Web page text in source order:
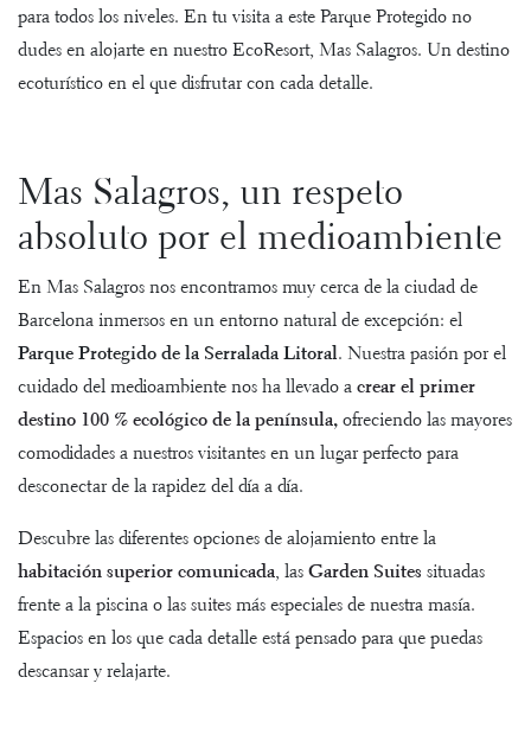
para todos los niveles. En tu visita a este Parque Protegido no
dudes en alojarte en nuestro EcoResort, Mas Salagros. Un destino
ecoturístico en el que disfrutar con cada detalle.
Mas Salagros, un respeto
absoluto por el medioambiente
En Mas Salagros nos encontramos muy cerca de la ciudad de
Barcelona inmersos en un entorno natural de excepción: el
Parque Protegido de la Serralada Litoral. Nuestra pasión por el
cuidado del medioambiente nos ha llevado a crear el primer
destino 100 % ecológico de la península, ofreciendo las mayores
comodidades a nuestros visitantes en un lugar perfecto para
desconectar de la rapidez del día a día.
Descubre las diferentes opciones de alojamiento entre la
habitación superior comunicada, las Garden Suites situadas
frente a la piscina o las suites más especiales de nuestra masía.
Espacios en los que cada detalle está pensado para que puedas
descansar y relajarte.